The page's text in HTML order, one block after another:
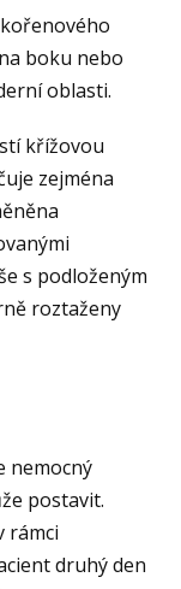
boku nebo
oblasti.
křížovou
zejména
s podloženým
roztaženy
nemocný
postavit.
rámci
druhý den